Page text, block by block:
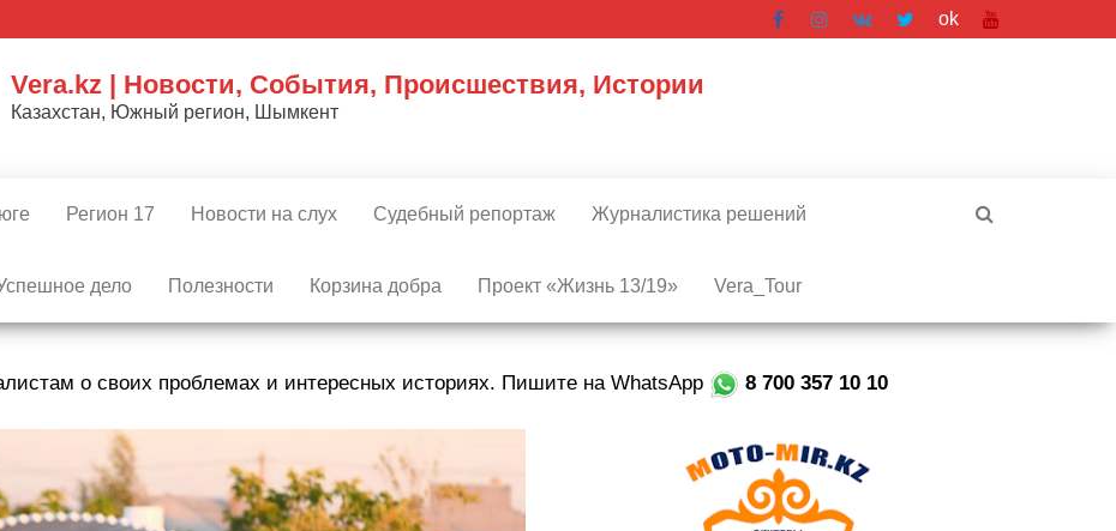
ok
Vera.kz | Новости, События, Происшествия, Истории
Казахстан, Южный регион, Шымкент
Регион 17 Новости на слух Судебный репортаж Журналистика решений
дело Полезности Корзина добра Проект «Жизнь 13/19» Vera_Tour
о своих проблемах и интересных историях. Пишите на WhatsApp 8 700 357 10 10